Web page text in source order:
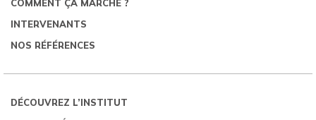
COMMENT ÇA MARCHE ?
INTERVENANTS
NOS RÉFÉRENCES
DÉCOUVREZ L’INSTITUT